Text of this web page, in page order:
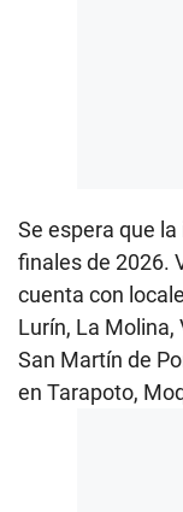
Se espera que
finales de 2026.
cuenta con
Lurín, La Molina,
San Martín de
en Tarapoto,